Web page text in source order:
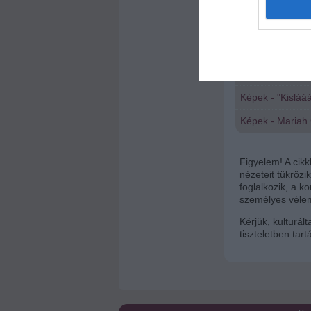
I want
Miért került
Mariah Carey
Képek -
Képek -
Képek - Mariah
Figyelem! A
nézeteit
foglalkozik, a
személyes
Kérjük,
tiszteletben